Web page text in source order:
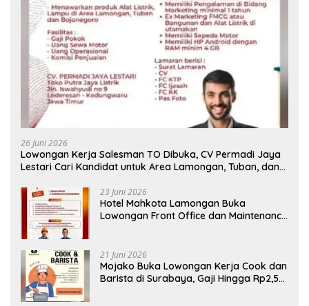
26 Juni 2026
Lowongan Kerja Salesman TO Dibuka, CV Permadi Jaya
Lestari Cari Kandidat untuk Area Lamongan, Tuban, dan
23 Juni 2026
Hotel Mahkota Lamongan Buka
Lowongan Front Office dan Maintenance
21 Juni 2026
Mojako Buka Lowongan Kerja Cook dan
Barista di Surabaya, Gaji Hingga Rp2,5